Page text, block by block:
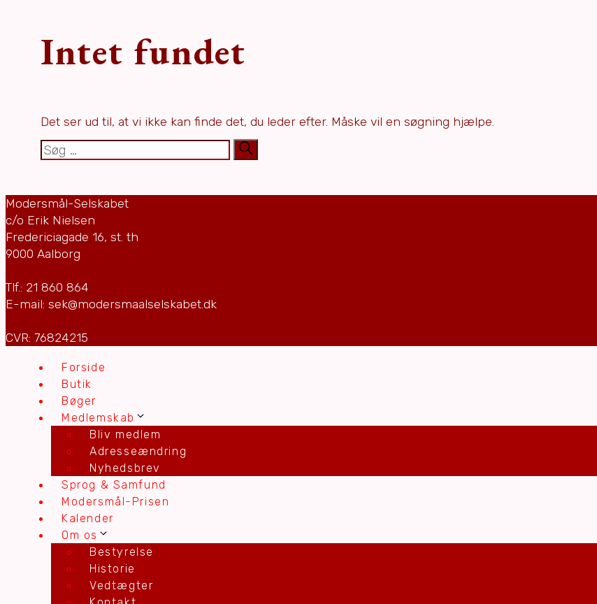
Intet fundet
Det ser ud til, at vi ikke kan finde det, du leder efter. Måske vil en søgning hjælpe.
Søg
efter:
Modersmål-Selskabet
c/o Erik Nielsen
Fredericiagade 16, st. th
9000 Aalborg
Tlf.: 21 860 864
E-mail: sek@modersmaalselskabet.dk
CVR: 76824215
Forside
Butik
Bøger
Medlemskab
Bliv medlem
Adresseændring
Nyhedsbrev
Sprog & Samfund
Modersmål-Prisen
Kalender
Om os
Bestyrelse
Historie
Vedtægter